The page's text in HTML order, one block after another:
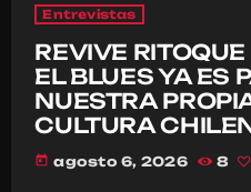
Entrevistas
REVIVE
EL BLUES YA ES
NUESTRA
CULTURA
today agosto 6, 2026 8